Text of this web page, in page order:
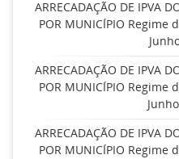
ARRECADAÇÃO DE IPVA
POR MUNICÍPIO Regime
ARRECADAÇÃO DE IPVA
POR MUNICÍPIO Regime
ARRECADAÇÃO DE IPVA
POR MUNICÍPIO Regime